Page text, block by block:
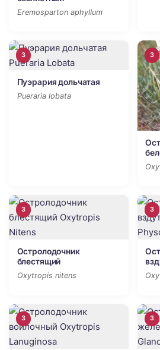
Eremosparton aphyllum
3
Пуэрария дольчатая
Pueraria lobata
3
3
Остролодочник
блестящий
Oxytropis nitens
3
3 3